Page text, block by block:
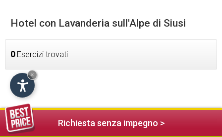
Hotel con Lavanderia sull'Alpe di Siusi
0Esercizi trovati
Richiesta senza impegno >
×